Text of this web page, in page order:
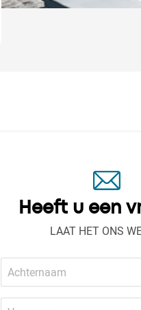
Heeft u een
LAAT HET ONS
Achternaam
Voornaam